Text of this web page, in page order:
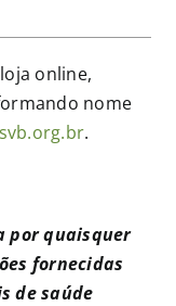
online,
nome
.
por quaisquer
fornecidas
de saúde